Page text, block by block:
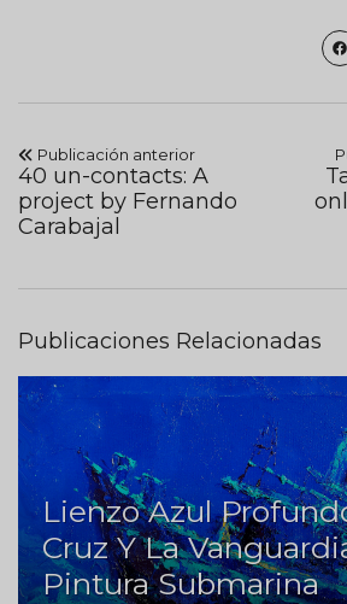
Publicación anterior
40 un-contacts: A
project by Fernando
Carabajal
Publicaciones Relacionadas
Lienzo Azul
Cruz Y La
Pintura Submarina